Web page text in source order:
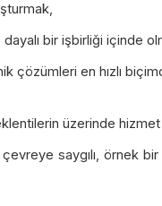
bir işbirliği içinde
çözümleri en hızlı
üzerinde
saygılı, örnek